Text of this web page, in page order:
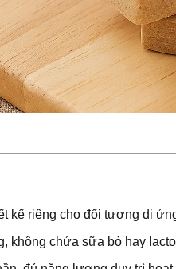
kế riêng cho đối tượng dị
không chứa sữa bò hay